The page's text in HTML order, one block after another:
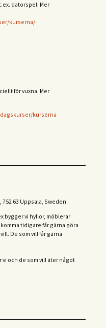
datorspel. Mer
kurserna/
för vuxna. Mer
kurserna
752 63 Uppsala, Sweden
bygger vi hyllor, möblerar
tidigare får gärna göra
De som vill får gärna
vi och de som vill äter något